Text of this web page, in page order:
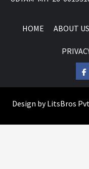
HOME ABOUT US
Design byLitsBros